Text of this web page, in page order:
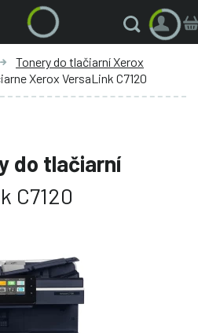
Tonery do tlačiarní Xerox
Xerox VersaLink C7120
do tlačiarní
C7120